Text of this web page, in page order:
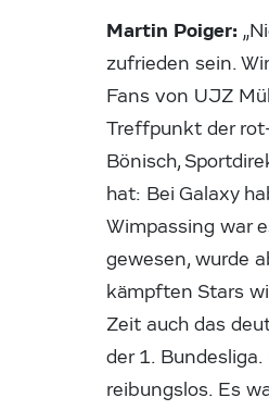
Martin Poiger:
zufrieden sein.
Fans von UJZ
Treffpunkt der
Bönisch,
hat: Bei Galaxy
Wimpassing war
gewesen, wurde
kämpften Stars
Zeit auch das
der 1.
reibungslos. Es